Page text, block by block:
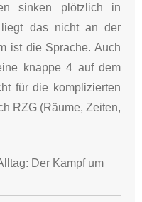
sinken plötzlich in
liegt das nicht an der
ist die Sprache. Auch
knappe 4 auf dem
für die komplizierten
RZG (Räume, Zeiten,
Der Kampf um